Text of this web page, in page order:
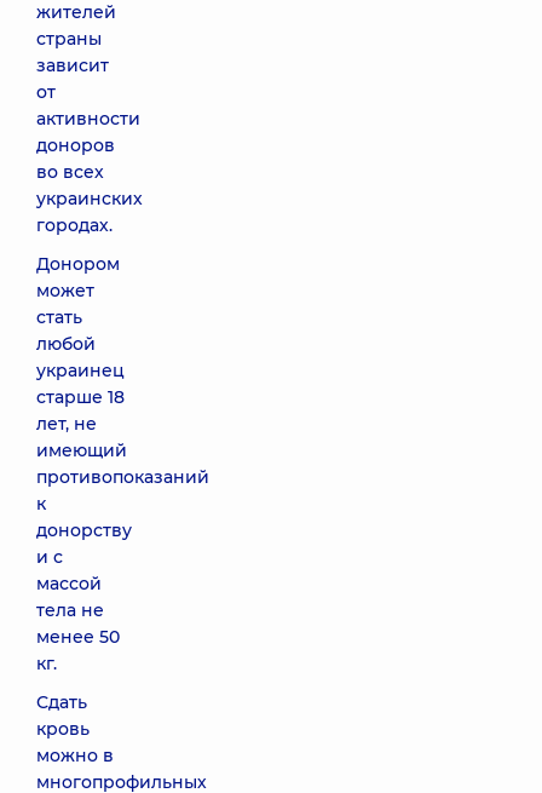
жителей
страны
зависит
от
активности
доноров
во всех
украинских
городах.
Донором
может
стать
любой
украинец
старше 18
лет, не
имеющий
противопоказаний
к
донорству
и с
массой
тела не
менее 50
кг.
Сдать
кровь
можно в
многопрофильных